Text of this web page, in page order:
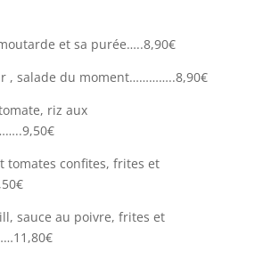
et sa purée…..8,90€
, salade du moment…………..8,90€
riz aux
tomates confites, frites et
sauce au poivre, frites et